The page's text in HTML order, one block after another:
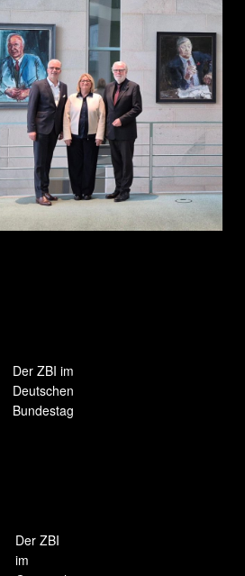
Der ZBI im
Deutschen
Bundestag
Der ZBI
im